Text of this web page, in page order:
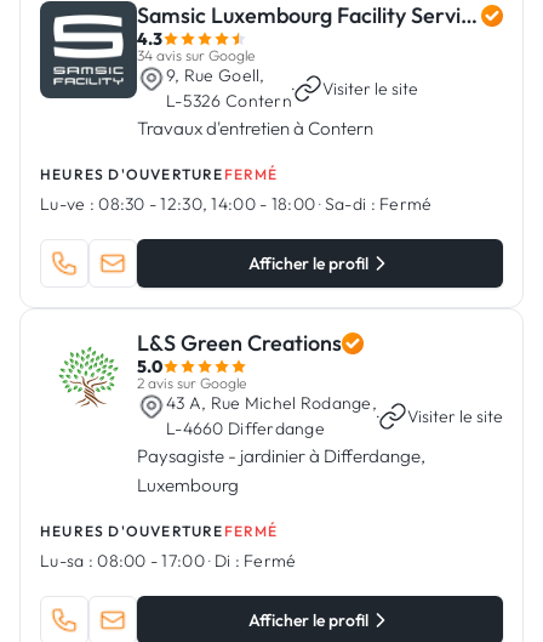
Samsic Luxembourg Facility Services
4.3
34 avis sur Google
9, Rue Goell,
L-5326 Contern
· Visiter le site
Travaux d'entretien à Contern
HEURES D'OUVERTURE FERMÉ
Lu-ve : 08:30 - 12:30, 14:00 - 18:00·Sa-di : Fermé
Afficher le profil
L&S Green Creations
5.0
2 avis sur Google
43 A, Rue Michel Rodange,
L-4660 Differdange
· Visiter le site
Paysagiste - jardinier à Differdange,
Luxembourg
HEURES D'OUVERTURE FERMÉ
Lu-sa : 08:00 - 17:00· Di : Fermé
Afficher le profil